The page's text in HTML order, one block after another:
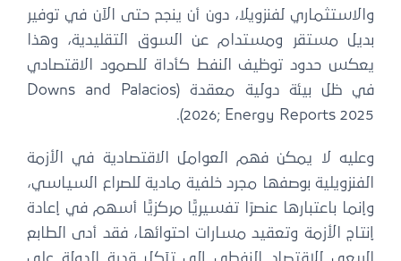
والاستثماري لفنزويلا، دون أن ينجح حتى الآن في توفير
بديل مستقر ومستدام عن السوق التقليدية، وهذا
يعكس حدود توظيف النفط كأداة للصمود الاقتصادي
في ظل بيئة دولية معقدة (Downs and Palacios
2026; Energy Reports 2025).
وعليه لا يمكن فهم العوامل الاقتصادية في الأزمة
الفنزويلية بوصفها مجرد خلفية مادية للصراع السياسي،
وإنما باعتبارها عنصرًا تفسيريًّا مركزيًّا أسهم في إعادة
إنتاج الأزمة وتعقيد مسارات احتوائها، فقد أدى الطابع